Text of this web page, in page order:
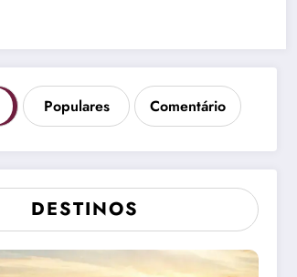
Populares Comentário
DESTINOS